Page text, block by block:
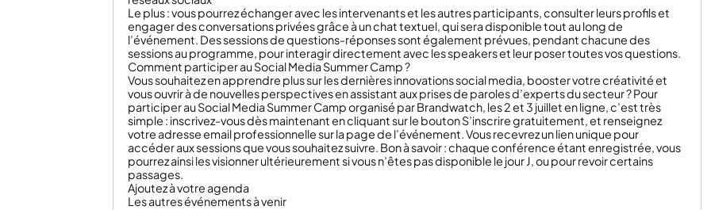
Le plus : vous pourrez échanger avec les intervenants et les autres participants, consulter leurs profils et
engager des conversations privées grâce à un chat textuel, qui sera disponible tout au long de
l’événement. Des sessions de questions-réponses sont également prévues, pendant chacune des
sessions au programme, pour interagir directement avec les speakers et leur poser toutes vos questions.
Comment participer au Social Media Summer Camp ?
Vous souhaitez en apprendre plus sur les dernières innovations social media, booster votre créativité et
vous ouvrir à de nouvelles perspectives en assistant aux prises de paroles d’experts du secteur ? Pour
participer au Social Media Summer Camp organisé par Brandwatch, les 2 et 3 juillet en ligne, c’est très
simple : inscrivez-vous dès maintenant en cliquant sur le bouton S’inscrire gratuitement, et renseignez
votre adresse email professionnelle sur la page de l’événement. Vous recevrez un lien unique pour
accéder aux sessions que vous souhaitez suivre. Bon à savoir : chaque conférence étant enregistrée, vous
pourrez ainsi les visionner ultérieurement si vous n’êtes pas disponible le jour J, ou pour revoir certains
passages.
Ajoutez à votre agenda
Les autres événements à venir